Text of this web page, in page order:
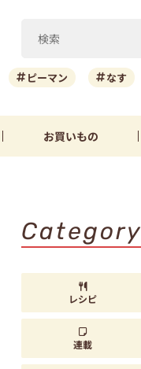
ピーマン なす
お買いもの
Category
レシピ
連載